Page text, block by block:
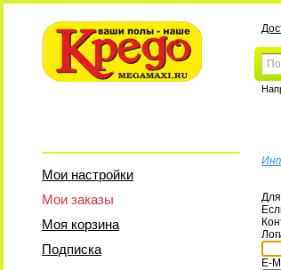
Мои настройки
Мои заказы
Моя корзина
Подписка
E-